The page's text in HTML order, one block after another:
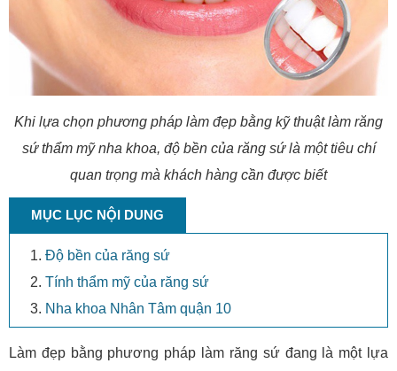
Khi lựa chọn phương pháp làm đẹp bằng kỹ thuật làm răng
sứ thẩm mỹ nha khoa, độ bền của răng sứ là một tiêu chí
quan trọng mà khách hàng cần được biết
MỤC LỤC NỘI DUNG
Độ bền của răng sứ
Tính thẩm mỹ của răng sứ
Nha khoa Nhân Tâm quận 10
Làm đẹp bằng phương pháp làm răng sứ đang là một lựa